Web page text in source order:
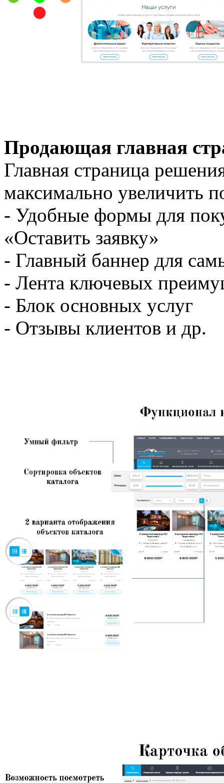
Продающая главная
Главная страница
максимально увеличить
- Удобные формы для
«Оставить заявку»
- Главный баннер для
- Лента ключевых
- Блок основных услуг
- Отзывы клиентов и др.